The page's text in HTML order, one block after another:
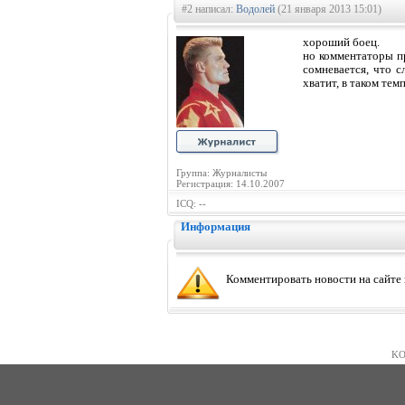
#2 написал: Водолей (21 января 2013 15:01)
Группа: Журналисты
Регистрация: 14.10.2007
хороший боец.
но комментаторы
сомневается, что
хватит, в таком
ICQ: --
Информация
Комментировать новости на